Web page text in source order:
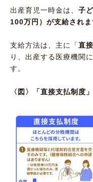
出産育児一時金は、 子
100万円）が支給されま
支給方法は、主に「直
り、出産する医療機関
す。
〈図〉「直接支払制度